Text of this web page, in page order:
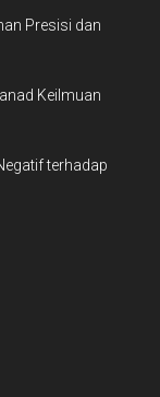
Presisi dan
Keilmuan
terhadap